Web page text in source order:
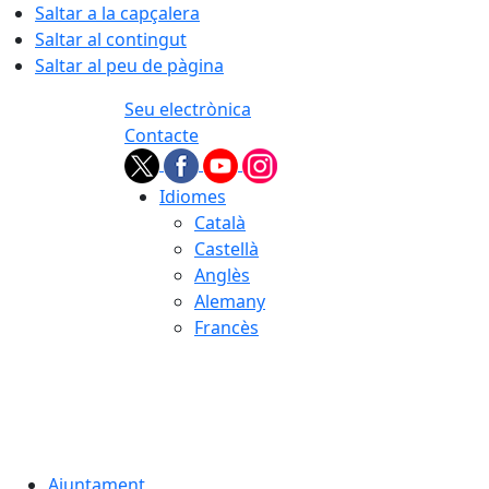
Saltar a la capçalera
Saltar al contingut
Saltar al peu de pàgina
Seu electrònica
Contacte
Idiomes
Català
Castellà
Anglès
Alemany
Francès